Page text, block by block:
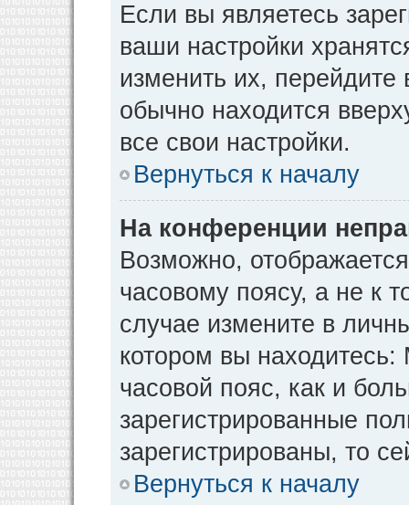
Если вы являетесь
ваши настройки
изменить их, перейдите
обычно находится
все свои настройки.
Вернуться к началу
На конференции
Возможно,
часовому поясу, а не к
случае измените в
котором вы находитесь:
часовой пояс, как и
зарегистрированные
зарегистрированы, то
Вернуться к началу